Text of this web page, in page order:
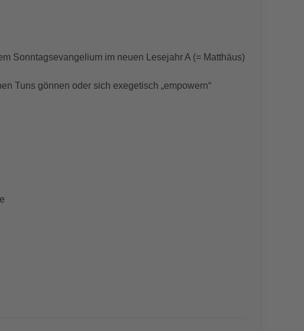
Sonntagsevangelium im neuen Lesejahr A (= Matthäus)
Tuns gönnen oder sich exegetisch „empowern“